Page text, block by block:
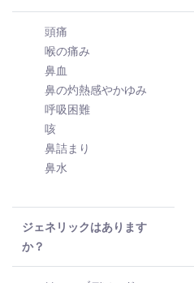
頭痛
喉の痛み
鼻血
鼻の灼熱感やかゆみ
呼吸困難
咳
鼻詰まり
鼻水
ジェネリックはあります
か？